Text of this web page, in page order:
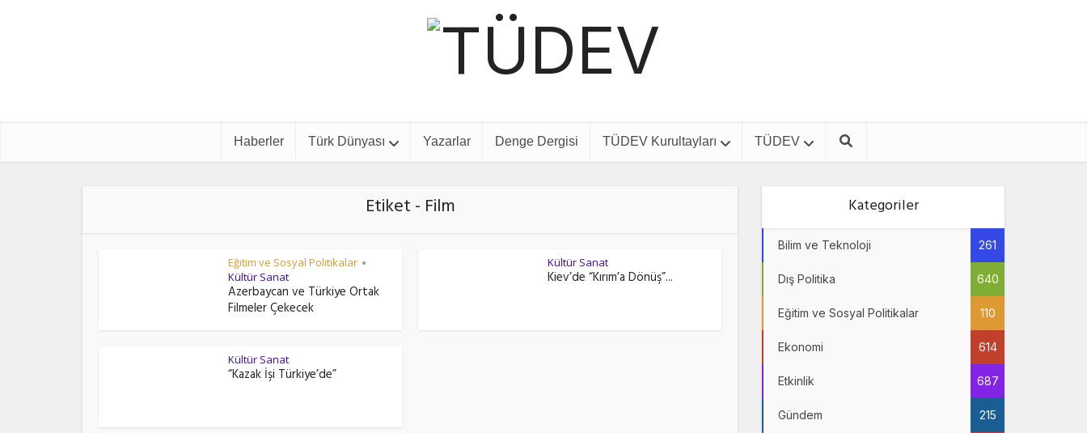
Haberler Türk Dünyası Yazarlar Denge Dergisi TÜDEV Kurultayları TÜDEV
Etiket - Film
Eğitim ve Sosyal Politikalar •
Kültür Sanat
Azerbaycan ve Türkiye Ortak
Filmeler Çekecek
Kültür Sanat
Kiev’de “Kırım’a Dönüş”...
Kültür Sanat
“Kazak İşi Türkiye’de”
Kategoriler
Bilim ve Teknoloji 261
Dış Politika 640
Eğitim ve Sosyal Politikalar 110
Ekonomi 614
Etkinlik 687
Gündem 215